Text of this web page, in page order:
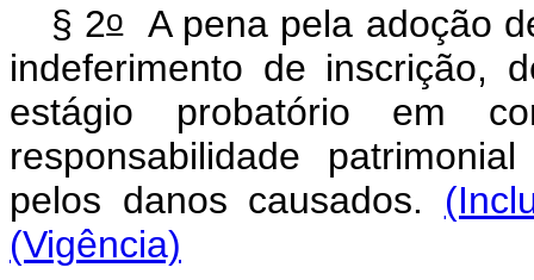
§ 2oA pena pela adoção
indeferimento de inscrição,
estágio probatório em
responsabilidade
pelos danos causados.
(Vigência)